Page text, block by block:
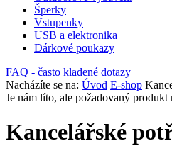
Šperky
Vstupenky
USB a elektronika
Dárkové poukazy
FAQ - často kladené dotazy
Nacházíte se na: Úvod E-shop
Je nám líto, ale požadovaný
Kancelářské